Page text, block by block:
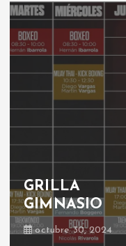
GRILLA
GIMNASIO
octubre 30, 2024